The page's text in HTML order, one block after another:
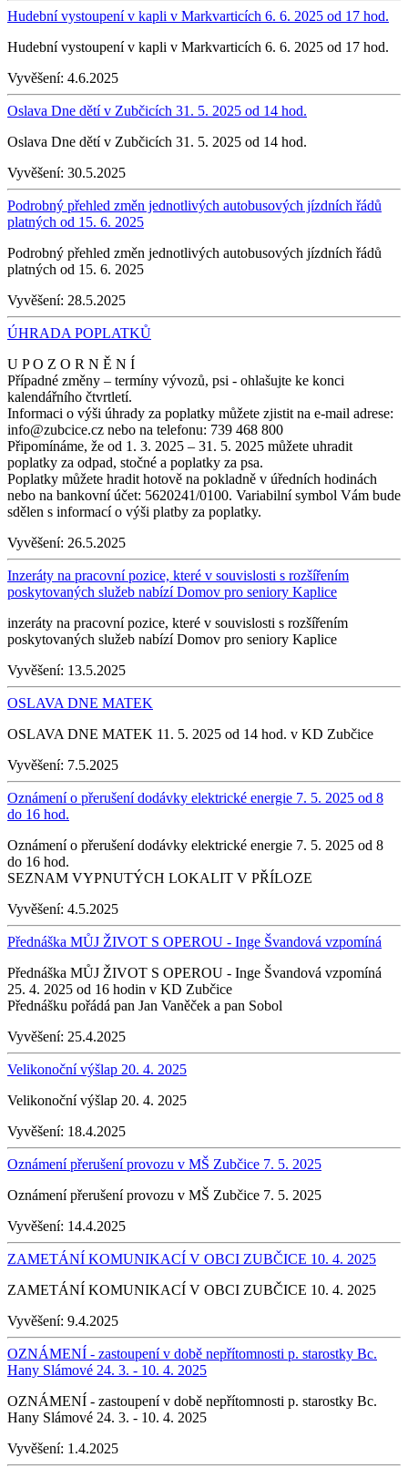
Hudební vystoupení v kapli v Markvarticích 6. 6. 2025 od 17 hod.
Hudební vystoupení v kapli v Markvarticích 6. 6. 2025 od 17 hod.
Vyvěšení: 4.6.2025
Oslava Dne dětí v Zubčicích 31. 5. 2025 od 14 hod.
Oslava Dne dětí v Zubčicích 31. 5. 2025 od 14 hod.
Vyvěšení: 30.5.2025
Podrobný přehled změn jednotlivých autobusových jízdních řádů
platných od 15. 6. 2025
Podrobný přehled změn jednotlivých autobusových jízdních řádů
platných od 15. 6. 2025
Vyvěšení: 28.5.2025
ÚHRADA POPLATKŮ
U P O Z O R N Ě N Í
Případné změny – termíny vývozů, psi - ohlašujte ke konci
kalendářního čtvrtletí.
Informaci o výši úhrady za poplatky můžete zjistit na e-mail adrese:
info@zubcice.cz nebo na telefonu: 739 468 800
Připomínáme, že od 1. 3. 2025 – 31. 5. 2025 můžete uhradit
poplatky za odpad, stočné a poplatky za psa.
Poplatky můžete hradit hotově na pokladně v úředních hodinách
nebo na bankovní účet: 5620241/0100. Variabilní symbol Vám bude
sdělen s informací o výši platby za poplatky.
Vyvěšení: 26.5.2025
Inzeráty na pracovní pozice, které v souvislosti s rozšířením
poskytovaných služeb nabízí Domov pro seniory Kaplice
inzeráty na pracovní pozice, které v souvislosti s rozšířením
poskytovaných služeb nabízí Domov pro seniory Kaplice
Vyvěšení: 13.5.2025
OSLAVA DNE MATEK
OSLAVA DNE MATEK 11. 5. 2025 od 14 hod. v KD Zubčice
Vyvěšení: 7.5.2025
Oznámení o přerušení dodávky elektrické energie 7. 5. 2025 od 8
do 16 hod.
Oznámení o přerušení dodávky elektrické energie 7. 5. 2025 od 8
do 16 hod.
SEZNAM VYPNUTÝCH LOKALIT V PŘÍLOZE
Vyvěšení: 4.5.2025
Přednáška MŮJ ŽIVOT S OPEROU - Inge Švandová vzpomíná
Přednáška MŮJ ŽIVOT S OPEROU - Inge Švandová vzpomíná
25. 4. 2025 od 16 hodin v KD Zubčice
Přednášku pořádá pan Jan Vaněček a pan Sobol
Vyvěšení: 25.4.2025
Velikonoční výšlap 20. 4. 2025
Velikonoční výšlap 20. 4. 2025
Vyvěšení: 18.4.2025
Oznámení přerušení provozu v MŠ Zubčice 7. 5. 2025
Oznámení přerušení provozu v MŠ Zubčice 7. 5. 2025
Vyvěšení: 14.4.2025
ZAMETÁNÍ KOMUNIKACÍ V OBCI ZUBČICE 10. 4. 2025
ZAMETÁNÍ KOMUNIKACÍ V OBCI ZUBČICE 10. 4. 2025
Vyvěšení: 9.4.2025
OZNÁMENÍ - zastoupení v době nepřítomnosti p. starostky Bc.
Hany Slámové 24. 3. - 10. 4. 2025
OZNÁMENÍ - zastoupení v době nepřítomnosti p. starostky Bc.
Hany Slámové 24. 3. - 10. 4. 2025
Vyvěšení: 1.4.2025